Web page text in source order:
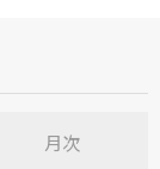
月次